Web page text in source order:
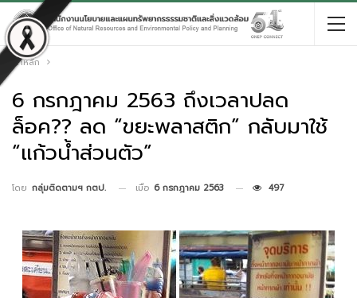
หน้าหลัก
6 กรกฎาคม 2563 ถึงเวลาปลด
ล็อค?? ลด “ขยะพลาสติก” กลับมาใช้
“แก้วน้ำส่วนตัว”
โดย กลุ่มติดตามฯ กตป. เมื่อ 6 กรกฎาคม 2563 497